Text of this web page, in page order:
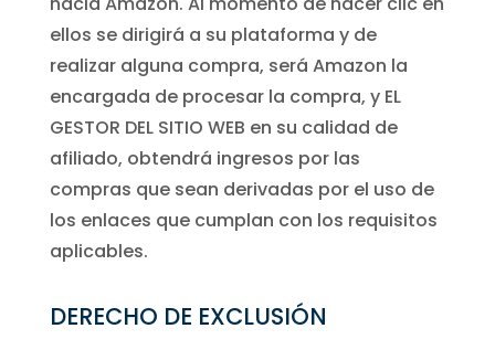
ellos se dirigirá a su plataforma y de
realizar alguna compra, será Amazon la
encargada de procesar la compra, y EL
GESTOR DEL SITIO WEB en su calidad de
afiliado, obtendrá ingresos por las
compras que sean derivadas por el uso de
los enlaces que cumplan con los requisitos
aplicables.
DERECHO DE EXCLUSIÓN